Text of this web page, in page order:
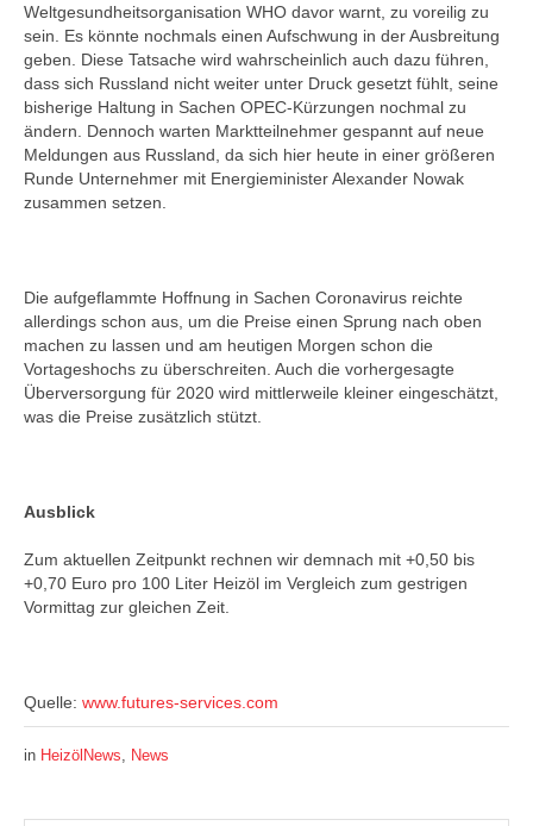
Weltgesundheitsorganisation WHO davor warnt, zu voreilig zu
sein. Es könnte nochmals einen Aufschwung in der Ausbreitung
geben. Diese Tatsache wird wahrscheinlich auch dazu führen,
dass sich Russland nicht weiter unter Druck gesetzt fühlt, seine
bisherige Haltung in Sachen OPEC-Kürzungen nochmal zu
ändern. Dennoch warten Marktteilnehmer gespannt auf neue
Meldungen aus Russland, da sich hier heute in einer größeren
Runde Unternehmer mit Energieminister Alexander Nowak
zusammen setzen.
Die aufgeflammte Hoffnung in Sachen Coronavirus reichte
allerdings schon aus, um die Preise einen Sprung nach oben
machen zu lassen und am heutigen Morgen schon die
Vortageshochs zu überschreiten. Auch die vorhergesagte
Überversorgung für 2020 wird mittlerweile kleiner eingeschätzt,
was die Preise zusätzlich stützt.
Ausblick
Zum aktuellen Zeitpunkt rechnen wir demnach mit +0,50 bis
+0,70 Euro pro 100 Liter Heizöl im Vergleich zum gestrigen
Vormittag zur gleichen Zeit.
Quelle: www.futures-services.com
in HeizölNews, News